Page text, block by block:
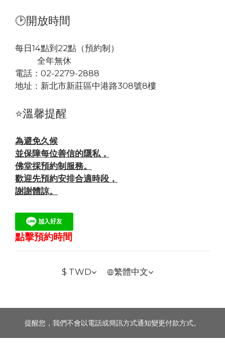
🕑開放時間
每日14點到22點（預約制）
全年無休
電話：02-2279-2888
地址： 新北市新莊區中港路308號8樓
⭐溫馨提醒
為避免久候
並保障每位善信的隱私，
佛堂採預約制服務。
歡迎先預約安排合適時段，
謝謝體諒。
點擊預約時間
$ TWD 繁體中文
提醒您，我們不會以電話或簡訊方式通知變更付款方式。